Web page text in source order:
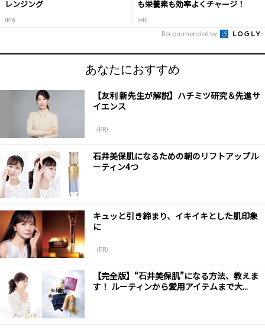
レンジング
(PR)
も栄養素も効率よくチャージ！
(PR)
Recommended by
あなたにおすすめ
【友利 新先生が解説】ハチミツ研究＆先進サ
イエンス
（PR）
石井美保肌になるための朝のリフトアップル
ーティン4つ
キュッと引き締まり、イキイキとした肌印象
に
（PR）
【完全版】“石井美保肌”になる方法、教えま
す！ ルーティンから愛用アイテムまで大...